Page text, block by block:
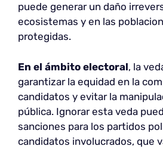
puede generar un daño
ecosistemas y en las
protegidas.
En el ámbito electoral, la
garantizar la equidad en la
candidatos y evitar la
pública. Ignorar esta veda
sanciones para los partidos
candidatos involucrados, que